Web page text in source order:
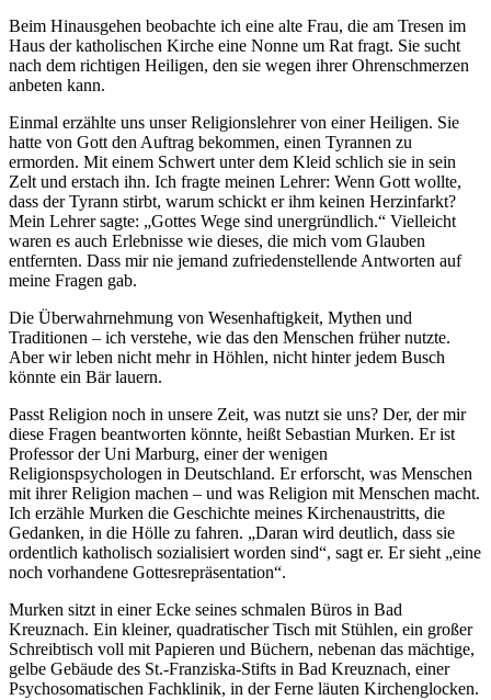
Beim Hinausgehen beobachte ich eine alte Frau, die am Tresen im
Haus der katholischen Kirche eine Nonne um Rat fragt. Sie sucht
nach dem richtigen Heiligen, den sie wegen ihrer Ohrenschmerzen
anbeten kann.
Einmal erzählte uns unser Religionslehrer von einer Heiligen. Sie
hatte von Gott den Auftrag bekommen, einen Tyrannen zu
ermorden. Mit einem Schwert unter dem Kleid schlich sie in sein
Zelt und erstach ihn. Ich fragte meinen Lehrer: Wenn Gott wollte,
dass der Tyrann stirbt, warum schickt er ihm keinen Herzinfarkt?
Mein Lehrer sagte: „Gottes Wege sind unergründlich.“ Vielleicht
waren es auch Erlebnisse wie dieses, die mich vom Glauben
entfernten. Dass mir nie jemand zufriedenstellende Antworten auf
meine Fragen gab.
Die Überwahrnehmung von Wesenhaftigkeit, Mythen und
Traditionen – ich verstehe, wie das den Menschen früher nutzte.
Aber wir leben nicht mehr in Höhlen, nicht hinter jedem Busch
könnte ein Bär lauern.
Passt Religion noch in unsere Zeit, was nutzt sie uns? Der, der mir
diese Fragen beantworten könnte, heißt Sebastian Murken. Er ist
Professor der Uni Marburg, einer der wenigen
Religionspsychologen in Deutschland. Er erforscht, was Menschen
mit ihrer Religion machen – und was Religion mit Menschen macht.
Ich erzähle Murken die Geschichte meines Kirchenaustritts, die
Gedanken, in die Hölle zu fahren. „Daran wird deutlich, dass sie
ordentlich katholisch sozialisiert worden sind“, sagt er. Er sieht „eine
noch vorhandene Gottesrepräsentation“.
Murken sitzt in einer Ecke seines schmalen Büros in Bad
Kreuznach. Ein kleiner, quadratischer Tisch mit Stühlen, ein großer
Schreibtisch voll mit Papieren und Büchern, nebenan das mächtige,
gelbe Gebäude des St.-Franziska-Stifts in Bad Kreuznach, einer
Psychosomatischen Fachklinik, in der Ferne läuten Kirchenglocken.